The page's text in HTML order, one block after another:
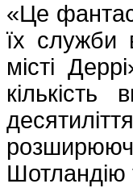
«Це
їх служби
місті
Шотландію